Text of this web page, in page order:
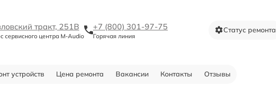
тракт, 251В
сервисного центра M-Audio
+7 (800) 301-97-75
Горячая линия
Статус ремонта
устройств Цена ремонта Вакансии Контакты Отзывы